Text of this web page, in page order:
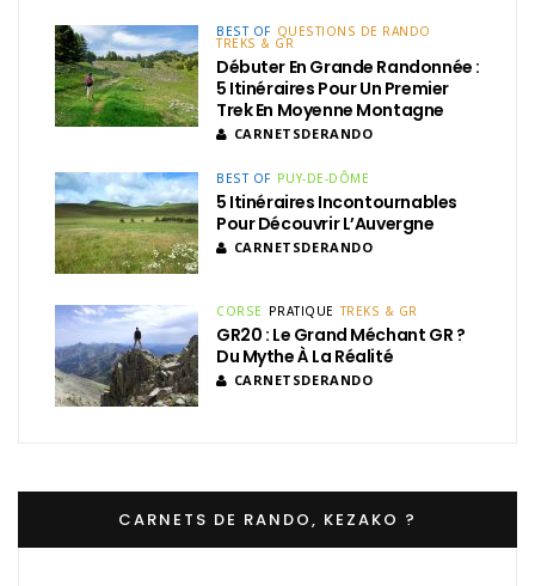
BEST OF QUESTIONS DE RANDO
TREKS & GR
Débuter En Grande Randonnée :
5 Itinéraires Pour Un Premier
Trek En Moyenne Montagne
CARNETSDERANDO
BEST OF PUY-DE-DÔME
5 Itinéraires Incontournables
Pour Découvrir L’Auvergne
CARNETSDERANDO
CORSE PRATIQUE TREKS & GR
GR20 : Le Grand Méchant GR ?
Du Mythe À La Réalité
CARNETSDERANDO
CARNETS DE RANDO, KEZAKO ?